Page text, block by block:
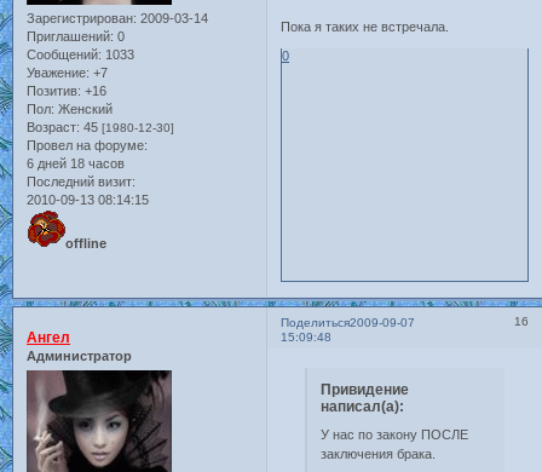
Зарегистрирован: 2009-03-14
Приглашений: 0
Сообщений: 1033
Уважение: +7
Позитив: +16
Пол: Женский
Возраст: 45 [1980-12-30]
Провел на форуме:
6 дней 18 часов
Последний визит:
2010-09-13 08:14:15
offline
Пока я таких не встречала.
0
Поделиться 16
2009-09-07
15:09:48
Ангел
Администратор
Привидение
написал(а):
У нас по закону ПОСЛЕ
заключения брака.